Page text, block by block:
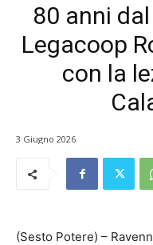
80 anni
Legacoop
con la
3 Giugno 2026
(Sesto Potere) –